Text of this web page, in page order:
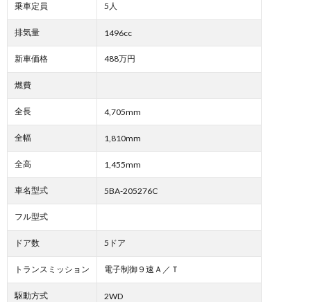
乗車定員 5人
排気量 1496cc
新車価格 488万円
燃費
全長 4,705mm
全幅 1,810mm
全高 1,455mm
車名型式 5BA-205276C
フル型式
ドア数 5ドア
トランスミッション 電子制御９速Ａ／Ｔ
駆動方式 2WD